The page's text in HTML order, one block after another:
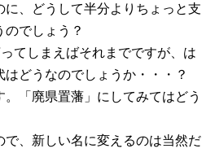
、どうして半分よりちょっと支
でしょう？
てしまえばそれまでですが、は
どうなのでしょうか・・・？
「廃県置藩」にしてみてはどう
で、新しい名に変えるのは当然だ